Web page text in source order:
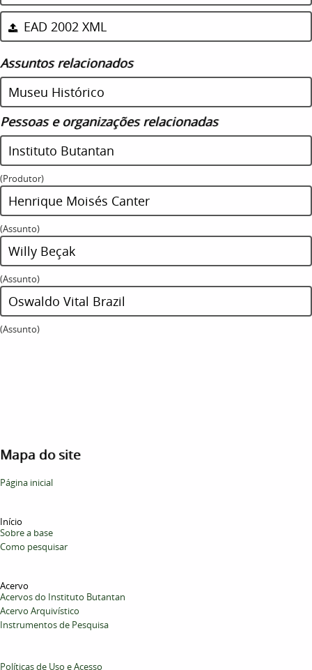
EAD 2002 XML
Assuntos relacionados
Museu Histórico
Pessoas e organizações relacionadas
Instituto Butantan
(Produtor)
Henrique Moisés Canter
(Assunto)
Willy Beçak
(Assunto)
Oswaldo Vital Brazil
(Assunto)
Mapa do site
Página inicial
Início
Sobre a base
Como pesquisar
Acervo
Acervos do Instituto Butantan
Acervo Arquivístico
Instrumentos de Pesquisa
Políticas de Uso e Acesso